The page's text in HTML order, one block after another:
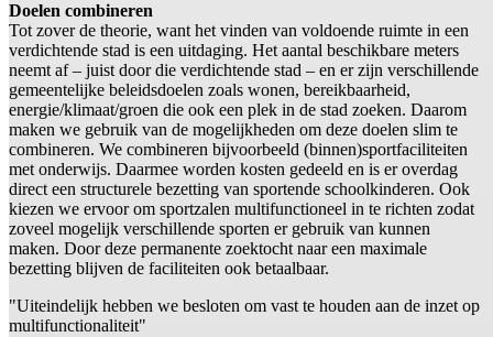
Doelen combineren
Tot zover de theorie, want het vinden van voldoende ruimte in een
verdichtende stad is een uitdaging. Het aantal beschikbare meters
neemt af – juist door die verdichtende stad – en er zijn verschillende
gemeentelijke beleidsdoelen zoals wonen, bereikbaarheid,
energie/klimaat/groen die ook een plek in de stad zoeken. Daarom
maken we gebruik van de mogelijkheden om deze doelen slim te
combineren. We combineren bijvoorbeeld (binnen)sportfaciliteiten
met onderwijs. Daarmee worden kosten gedeeld en is er overdag
direct een structurele bezetting van sportende schoolkinderen. Ook
kiezen we ervoor om sportzalen multifunctioneel in te richten zodat
zoveel mogelijk verschillende sporten er gebruik van kunnen
maken. Door deze permanente zoektocht naar een maximale
bezetting blijven de faciliteiten ook betaalbaar.
"Uiteindelijk hebben we besloten om vast te houden aan de inzet op
multifunctionaliteit"